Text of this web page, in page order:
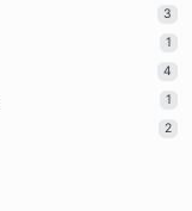
3
1
4
1
2